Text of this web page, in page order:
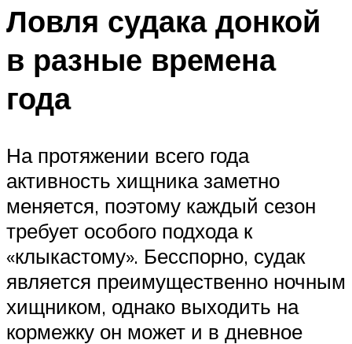
Ловля судака донкой
в разные времена
года
На протяжении всего года
активность хищника заметно
меняется, поэтому каждый сезон
требует особого подхода к
«клыкастому». Бесспорно, судак
является преимущественно ночным
хищником, однако выходить на
кормежку он может и в дневное